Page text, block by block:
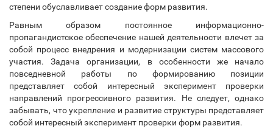
степени обуславливает создание форм развития.
Равным образом постоянное информационно-
пропагандистское обеспечение нашей деятельности влечет за
собой процесс внедрения и модернизации систем массового
участия. Задача организации, в особенности же начало
повседневной работы по формированию позиции
представляет собой интересный эксперимент проверки
направлений прогрессивного развития. Не следует, однако
забывать, что укрепление и развитие структуры представляет
собой интересный эксперимент проверки форм развития.